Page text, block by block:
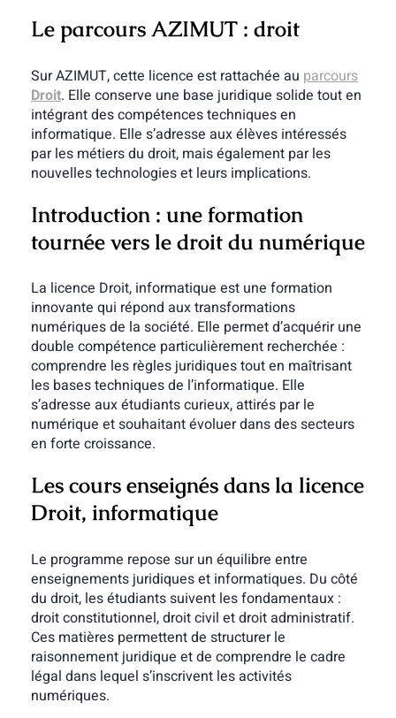
Le parcours AZIMUT : droit
Sur AZIMUT, cette licence est rattachée au parcours
Droit. Elle conserve une base juridique solide tout en
intégrant des compétences techniques en
informatique. Elle s’adresse aux élèves intéressés
par les métiers du droit, mais également par les
nouvelles technologies et leurs implications.
Introduction : une formation
tournée vers le droit du numérique
La licence Droit, informatique est une formation
innovante qui répond aux transformations
numériques de la société. Elle permet d’acquérir une
double compétence particulièrement recherchée :
comprendre les règles juridiques tout en maîtrisant
les bases techniques de l’informatique. Elle
s’adresse aux étudiants curieux, attirés par le
numérique et souhaitant évoluer dans des secteurs
en forte croissance.
Les cours enseignés dans la licence
Droit, informatique
Le programme repose sur un équilibre entre
enseignements juridiques et informatiques. Du côté
du droit, les étudiants suivent les fondamentaux :
droit constitutionnel, droit civil et droit administratif.
Ces matières permettent de structurer le
raisonnement juridique et de comprendre le cadre
légal dans lequel s’inscrivent les activités
numériques.